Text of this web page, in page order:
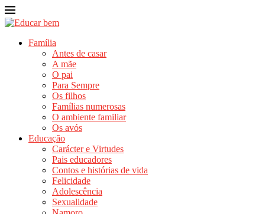
Família
Antes de casar
A mãe
O pai
Para Sempre
Os filhos
Famílias numerosas
O ambiente familiar
Os avós
Educação
Carácter e Virtudes
Pais educadores
Contos e histórias de vida
Felicidade
Adolescência
Sexualidade